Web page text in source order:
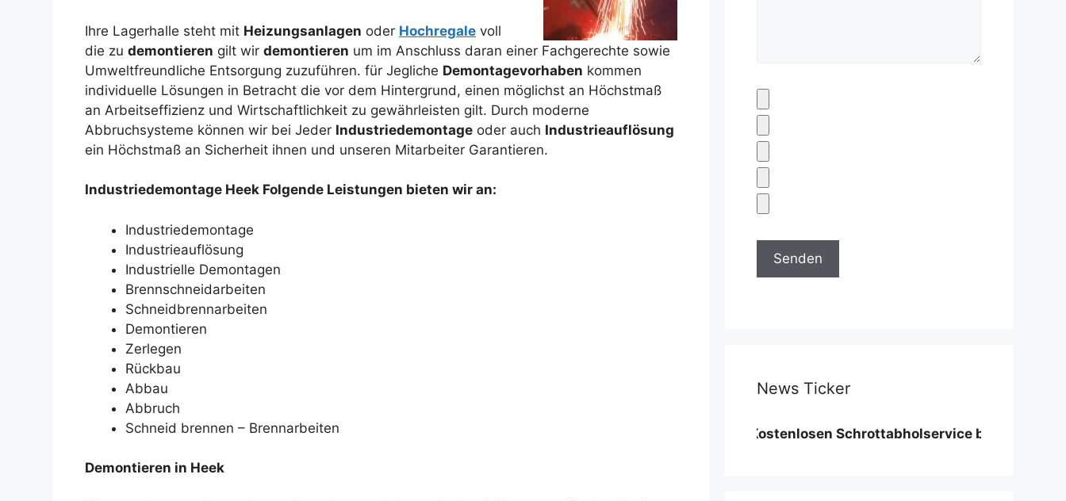
Ihre Lagerhalle steht mit Heizungsanlagen oder Hochregale voll
die zu demontieren gilt wir demontieren um im Anschluss daran einer Fachgerechte sowie
Umweltfreundliche Entsorgung zuzuführen. für Jegliche Demontagevorhaben kommen
individuelle Lösungen in Betracht die vor dem Hintergrund, einen möglichst an Höchstmaß
an Arbeitseffizienz und Wirtschaftlichkeit zu gewährleisten gilt. Durch moderne
Abbruchsysteme können wir bei Jeder Industriedemontage oder auch Industrieauflösung
ein Höchstmaß an Sicherheit ihnen und unseren Mitarbeiter Garantieren.
Industriedemontage Heek Folgende Leistungen bieten wir an:
Industriedemontage
Industrieauflösung
Industrielle Demontagen
Brennschneidarbeiten
Schneidbrennarbeiten
Demontieren
Zerlegen
Rückbau
Abbau
Abbruch
Schneid brennen – Brennarbeiten
Demontieren in Heek
News Ticker
Für unseren Kostenlosen Schrottabholservice benötigen wir